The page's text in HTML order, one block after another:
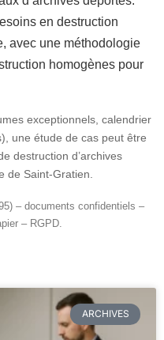
en destruction
avec une méthodologie
homogènes pour
exceptionnels, calendrier
une étude de cas peut être
destruction d’archives
de Saint-Gratien.
– documents confidentiels –
– RGPD.
ARCHIVES